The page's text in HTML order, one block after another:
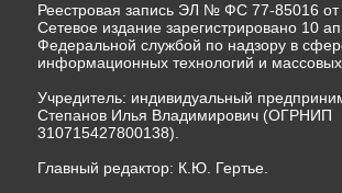
Реестровая запись ЭЛ № ФС 77-85016 от
Сетевое издание зарегистрировано 10
Федеральной службой по надзору в
информационных технологий и
Учредитель: индивидуальный
Степанов Илья Владимирович (ОГРНИП
310715427800138).
Главный редактор: К.Ю. Гертье.